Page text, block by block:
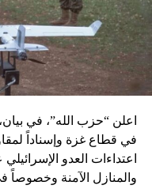
اعلن “حزب الله”، في
في قطاع غزة وإسناداً
اعتداءات العدو
والمنازل الآمنة وخصوصاً